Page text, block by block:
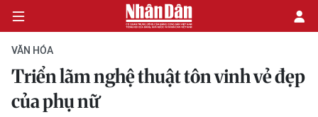
CHÍNH TRỊ
VĂN HÓA
Triển lãm nghệ thuật tôn vinh vẻ đẹp
của phụ nữ